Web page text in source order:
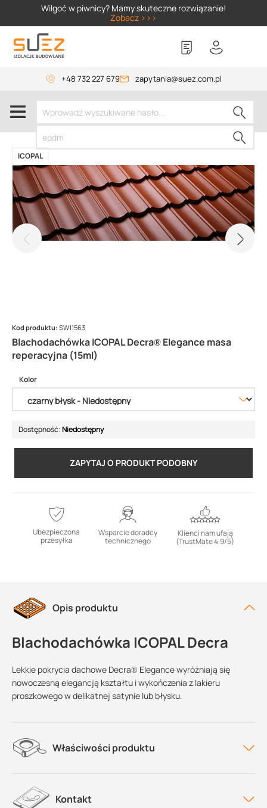
Wilgoć w piwnicy? Mamy skuteczne rozwiązanie!
Zobacz >>>
+48 732 227 679 zapytania@suez.com.pl
Blachodachówka ICOPAL Decra® Elegance masa
reperacyjna (15ml)
ICOPAL
Kod produktu: SW11563
Kolor
Dostępność:Niedostępny
ZAPYTAJ O PRODUKT PODOBNY
Ubezpieczona
przesyłka
Wsparcie doradcy
technicznego
Klienci nam ufają
(TrustMate 4.9/5)
Opis produktu
Blachodachówka ICOPAL Decra
Lekkie pokrycia dachowe Decra® Elegance wyróżniają się
nowoczesną elegancją kształtu i wykończenia z lakieru
proszkowego w delikatnej satynie lub błysku.
Właściwości produktu
Kontakt